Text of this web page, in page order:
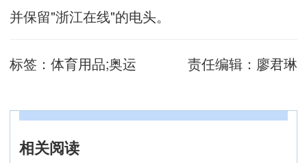
并保留"浙江在线"的电头。
标签： 体育用品;奥运 责任编辑： 廖君琳
相关阅读